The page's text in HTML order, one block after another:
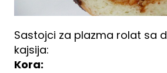
Sastojci za plazma rolat sa
kajsija:
Kora: